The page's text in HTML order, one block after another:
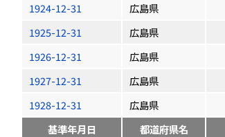
1924-12-31
広島県
1925-12-31
広島県
1926-12-31
広島県
1927-12-31
広島県
1928-12-31
広島県
基準年月日
都道府県名